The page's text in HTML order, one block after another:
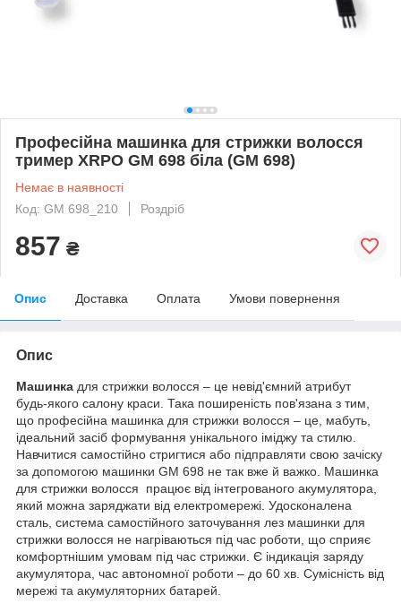
Професійна машинка для стрижки волосся
тример XRPO GM 698 біла (GM 698)
Немає в наявності
Код: GM 698_210
Роздріб
857 ₴
Опис Доставка Оплата Умови повернення
Опис
Машинка для стрижки волосся – це невід'ємний атрибут
будь-якого салону краси. Така поширеність пов'язана з тим,
що професійна машинка для стрижки волосся – це, мабуть,
ідеальний засіб формування унікального іміджу та стилю.
Навчитися самостійно стригтися або підправляти свою зачіску
за допомогою машинки GM 698 не так вже й важко. Машинка
для стрижки волосся працює від інтегрованого акумулятора,
який можна заряджати від електромережі. Удосконалена
сталь, система самостійного заточування лез машинки для
стрижки волосся не нагріваються під час роботи, що сприяє
комфортнішим умовам під час стрижки. Є індикація заряду
акумулятора, час автономної роботи – до 60 хв. Сумісність від
мережі та акумуляторних батарей.